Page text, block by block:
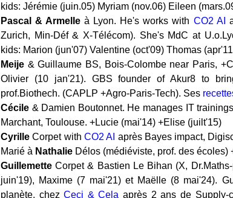
kids: Jérémie (juin.05) Myriam (nov.06) Eileen
Pascal & Armelle à Lyon. He's works with CO2 AI
Zurich, Min-Déf & X-Télécom). She's MdC at
kids: Marion (jun'07) Valentine (oct'09) Thomas
Meije & Guillaume BS, Bois-Colombe near Paris,
Olivier (10 jan'21). GBS founder of Akur8 to
prof.Biothech. (CAPLP +Agro-Paris-Tech). Ses
Cécile & Damien Boutonnet. He manages IT
Marchant, Toulouse. +Lucie (mai'14) +Elise (juilt'15)
Cyrille Corpet with CO2 AI après Bayes impact,
Marié à Nathalie Délos (médiéviste, prof. des
Guillemette Corpet & Bastien Le Bihan (X,
juin'19), Maxime (7 mai'21) et Maëlle (8 mai'24).
planète, chezCeci & Cela après 2 ans de Supply-